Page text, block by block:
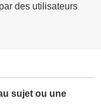
des utilisateurs
sujet ou une